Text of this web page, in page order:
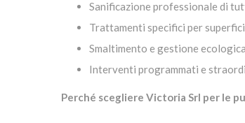
Sanificazione professionale di
Trattamenti specifici per
Smaltimento e gestione
Interventi programmati e
Perché scegliere Victoria Srl per le